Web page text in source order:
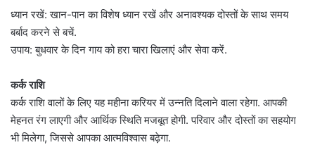
ध्यान रखें: खान-पान का विशेष ध्यान रखें और अनावश्यक दोस्तों के साथ समय
बर्बाद करने से बचें.
उपाय: बुधवार के दिन गाय को हरा चारा खिलाएं और सेवा करें.
कर्क राशि
कर्क राशि वालों के लिए यह महीना करियर में उन्नति दिलाने वाला रहेगा. आपकी
मेहनत रंग लाएगी और आर्थिक स्थिति मजबूत होगी. परिवार और दोस्तों का सहयोग
भी मिलेगा, जिससे आपका आत्मविश्वास बढ़ेगा.